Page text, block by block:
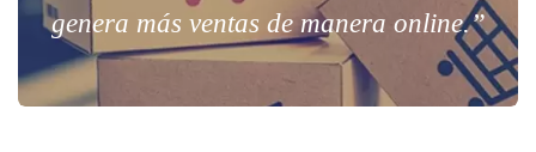
genera más ventas de manera online.”